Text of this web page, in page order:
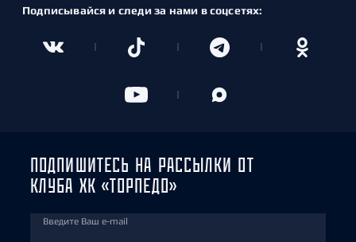
Подписывайся и следи за нами в соцсетях:
ПОДПИШИТЕСЬ НА РАССЫЛКИ ОТ
КЛУБА ХК «ТОРПЕДО»
Введите Ваш e-mail